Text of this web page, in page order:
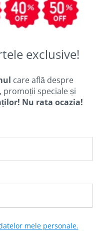
exclusive!
care află despre
promoții speciale și
Nu rata ocazia!
mele personale.